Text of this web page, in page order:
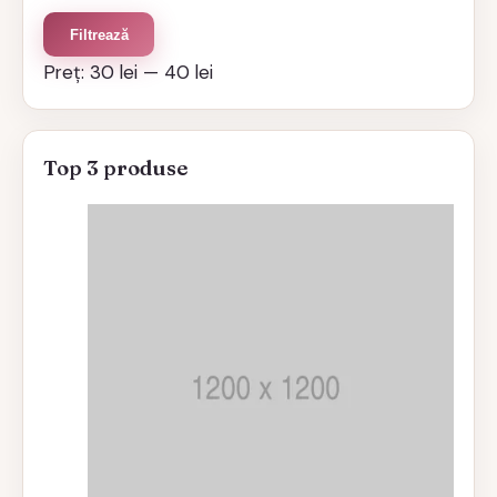
Preț
minim
Preț
maxim
Filtrează
Preț:30 lei — 40 lei
Top 3 produse